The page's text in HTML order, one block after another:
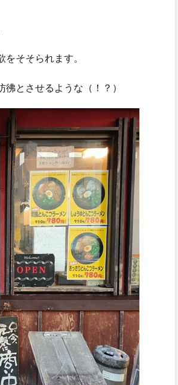
そそられます。
とさせるような（！？）